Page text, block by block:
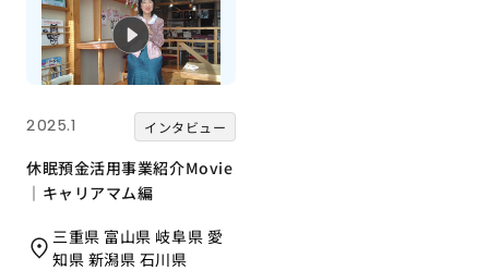
2025.1 インタビュー
休眠預金活用事業紹介Movie
｜キャリアマム編
三重県 富山県 岐阜県 愛
知県 新潟県 石川県